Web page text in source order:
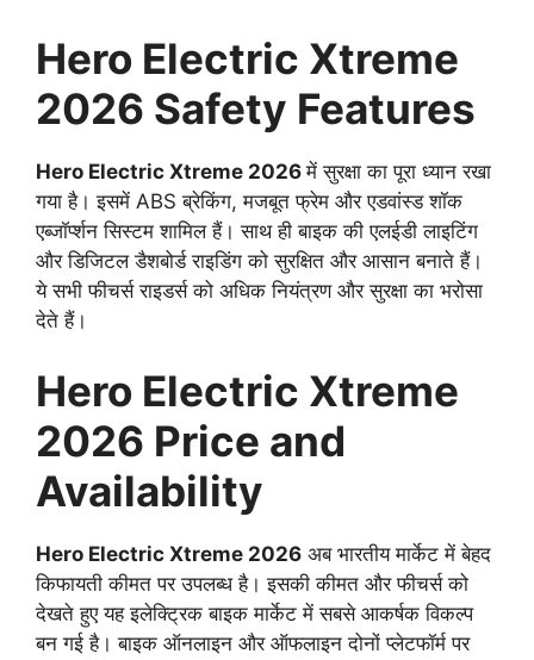
Hero Electric Xtreme
2026 Safety Features
Hero Electric Xtreme 2026में सुरक्षा का पूरा ध्यान रखा
गया है। इसमें ABS ब्रेकिंग, मजबूत फ्रेम और एडवांस्ड शॉक
एब्जॉर्प्शन सिस्टम शामिल हैं। साथ ही बाइक की एलईडी लाइटिंग
और डिजिटल डैशबोर्ड राइडिंग को सुरक्षित और आसान बनाते हैं।
ये सभी फीचर्स राइडर्स को अधिक नियंत्रण और सुरक्षा का भरोसा
देते हैं।
Hero Electric Xtreme
2026 Price and
Availability
Hero Electric Xtreme 2026 अब भारतीय मार्केट में बेहद
किफायती कीमत पर उपलब्ध है। इसकी कीमत और फीचर्स को
देखते हुए यह इलेक्ट्रिक बाइक मार्केट में सबसे आकर्षक विकल्प
बन गई है। बाइक ऑनलाइन और ऑफलाइन दोनों प्लेटफॉर्म पर